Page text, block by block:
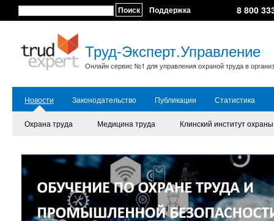
Поиск Поддержка 8 800
Труд-Эксперт.Управление
Онлайн сервис №1 для управления охраной труда в
Новости Законодательство Публикации Статистика
Охрана труда Медицина труда Клинский институт